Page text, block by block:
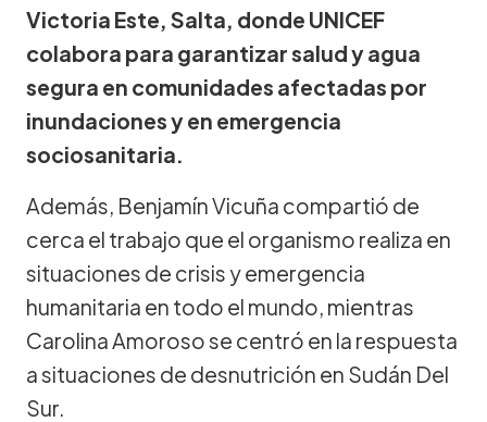
Victoria Este, Salta, donde UNICEF
colabora para garantizar salud y agua
segura en comunidades afectadas por
inundaciones y en emergencia
sociosanitaria.
Además, Benjamín Vicuña compartió de
cerca el trabajo que el organismo realiza en
situaciones de crisis y emergencia
humanitaria en todo el mundo, mientras
Carolina Amoroso se centró en la respuesta
a situaciones de desnutrición en Sudán Del
Sur.